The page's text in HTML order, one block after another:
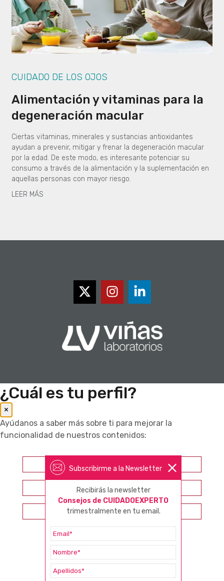
CUIDADO DE LOS OJOS
Alimentación y vitaminas para la
degeneración macular
Ciertas vitaminas, minerales y sustancias antioxidantes
ayudan a prevenir, mitigar y frenar la degeneración macular
por la edad. De este modo, es interesante potenciar su
consumo a través de la alimentación y la suplementación en
aquellas personas con mayor riesgo.
LEER MÁS
Subscribirme a la Newsletter
Recibirás la newsletter
Consejos de CUIDADOEXPERTO
trimestralmente en tu email.
¿Cuál es tu perfil?
×
Ayúdanos a saber más sobre ti para mejorar la
funcionalidad de nuestros contenidos:
Farmacéutico
Otros profesionales sanitarios
Consumidor